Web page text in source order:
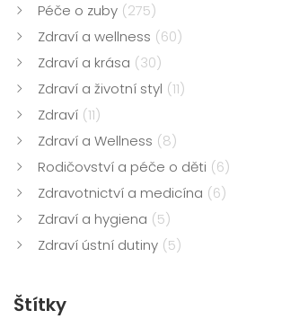
Péče o zuby (275)
Zdraví a wellness (60)
Zdraví a krása (30)
Zdraví a životní styl (11)
Zdraví (11)
Zdraví a Wellness (8)
Rodičovství a péče o děti (6)
Zdravotnictví a medicína (6)
Zdraví a hygiena (5)
Zdraví ústní dutiny (5)
Štítky